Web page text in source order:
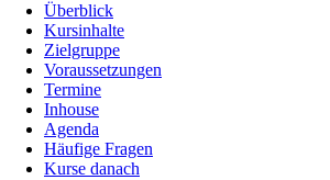
Überblick
Kursinhalte
Zielgruppe
Voraussetzungen
Termine
Inhouse
Agenda
Häufige Fragen
Kurse danach